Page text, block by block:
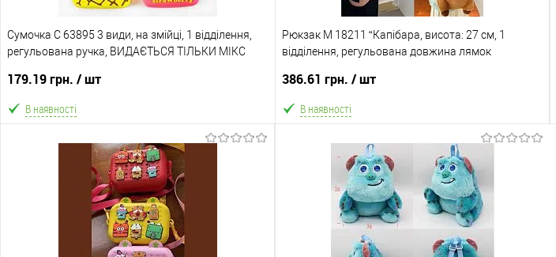
Доставка/Оплата
Відправка тільки Новою поштою протягом 2-5 днів
після повної передоплати (упаковку оплачує
кольором або малюнком (див. фото), колір та
Доставка/Оплата
Відправка тільки Новою поштою протягом 2-5 днів
після передоплати 500 грн (упаковку оплачує
кольором або малюнком (див. фото), колір та
Сумочка C 63895 3 види, на змійці, 1 відділення,
регульована ручка, ВИДАЄТЬСЯ ТІЛЬКИ МІКС
179.19 грн. / шт
В наявності
В кошик
Порівняння
Рюкзак M 18211 “Капібара, висота: 27 см, 1
відділення, регульована довжина лямок
386.61 грн. / шт
В наявності
В кошик
В обране Порівняння
Склад зберігання